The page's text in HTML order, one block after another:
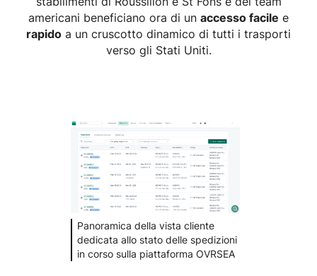
americani beneficiano ora di un accesso facile e
rapido a un cruscotto dinamico di tutti i trasporti
verso gli Stati Uniti.
Panoramica della vista cliente
dedicata allo stato delle spedizioni
in corso sulla piattaforma OVRSEA